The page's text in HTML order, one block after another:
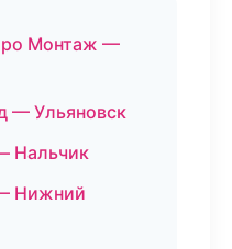
Монтаж —
— Ульяновск
Нальчик
Нижний